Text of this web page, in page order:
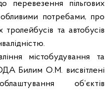
перевезення пільгових
потребами, про
та автобусів
містобудування та
Билим О.М. висвітлені
об’єктів